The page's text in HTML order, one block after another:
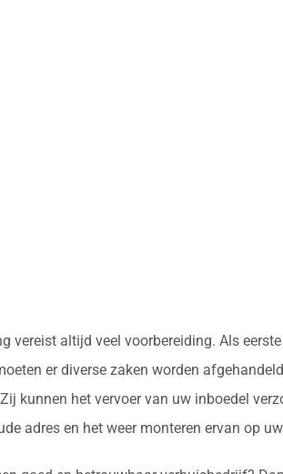
vereist altijd veel voorbereiding. Als
er diverse zaken worden
kunnen het vervoer van uw inboedel
adres en het weer monteren ervan op